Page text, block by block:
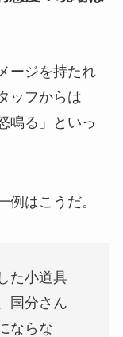
ージを持たれ
ッフからは
鳴る」といっ
例はこうだ。
た小道具
国分さん
ならな